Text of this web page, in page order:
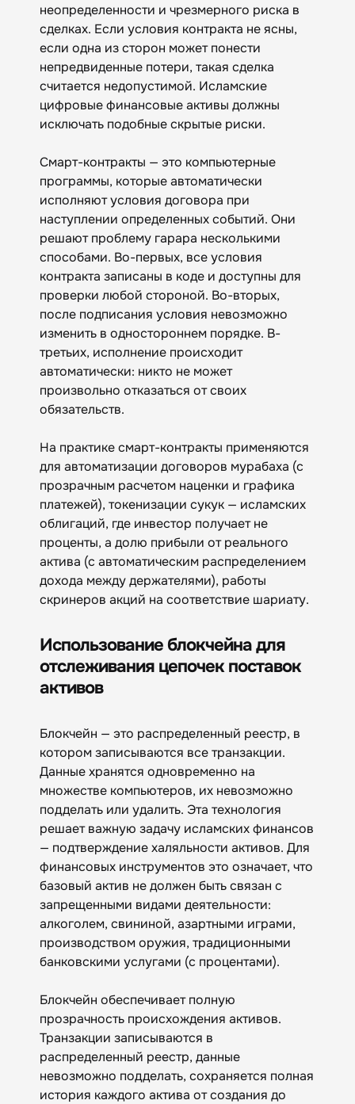
неопределенности и чрезмерного риска в
сделках. Если условия контракта не ясны,
если одна из сторон может понести
непредвиденные потери, такая сделка
считается недопустимой. Исламские
цифровые финансовые активы должны
исключать подобные скрытые риски.
Смарт-контракты — это компьютерные
программы, которые автоматически
исполняют условия договора при
наступлении определенных событий. Они
решают проблему гарара несколькими
способами. Во-первых, все условия
контракта записаны в коде и доступны для
проверки любой стороной. Во-вторых,
после подписания условия невозможно
изменить в одностороннем порядке. В-
третьих, исполнение происходит
автоматически: никто не может
произвольно отказаться от своих
обязательств.
На практике смарт-контракты применяются
для автоматизации договоров мурабаха (с
прозрачным расчетом наценки и графика
платежей), токенизации сукук — исламских
облигаций, где инвестор получает не
проценты, а долю прибыли от реального
актива (с автоматическим распределением
дохода между держателями), работы
скринеров акций на соответствие шариату.
Использование блокчейна для
отслеживания цепочек поставок
активов
Блокчейн — это распределенный реестр, в
котором записываются все транзакции.
Данные хранятся одновременно на
множестве компьютеров, их невозможно
подделать или удалить. Эта технология
решает важную задачу исламских финансов
— подтверждение халяльности активов. Для
финансовых инструментов это означает, что
базовый актив не должен быть связан с
запрещенными видами деятельности:
алкоголем, свининой, азартными играми,
производством оружия, традиционными
банковскими услугами (с процентами).
Блокчейн обеспечивает полную
прозрачность происхождения активов.
Транзакции записываются в
распределенный реестр, данные
невозможно подделать, сохраняется полная
история каждого актива от создания до